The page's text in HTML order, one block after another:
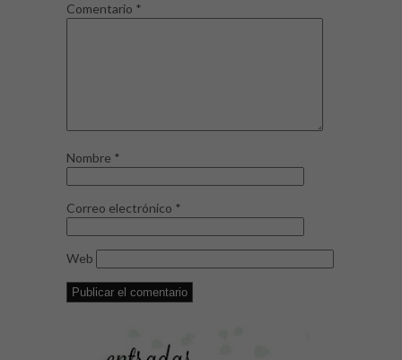
Comentario *
Nombre *
Correo electrónico *
Web